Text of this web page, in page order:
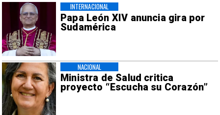
Papa León XIV anuncia gira por
Sudamérica
INTERNACIONAL
Ministra de Salud critica
proyecto “Escucha su Corazón”
NACIONAL